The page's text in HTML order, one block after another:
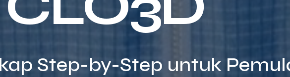
Step-by-Step untuk